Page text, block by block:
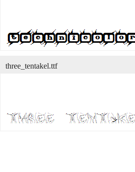
three_tentakel.ttf